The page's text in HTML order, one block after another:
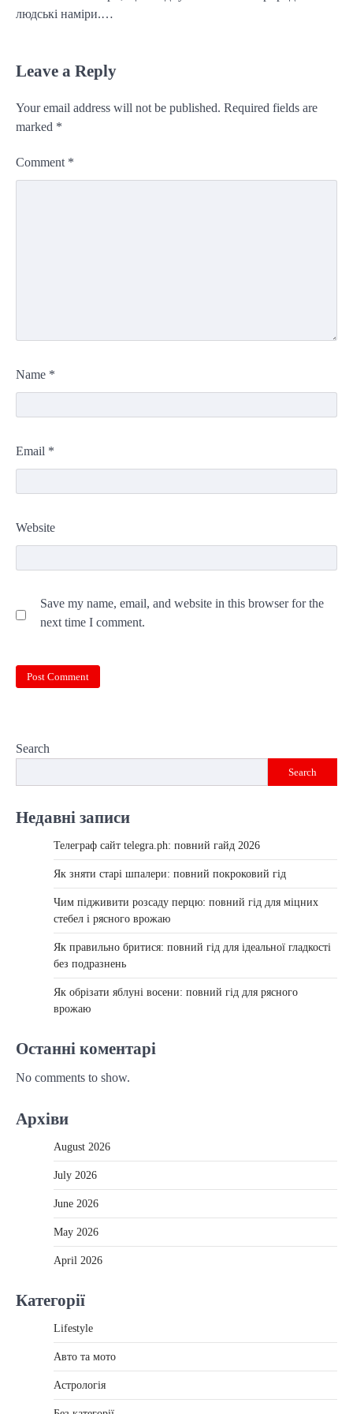
людські наміри.…
Leave a Reply
Your email address will not be published. Required fields are
marked *
Comment *
Name *
Email *
Website
Save my name, email, and website in this browser for the
next time I comment.
Search
Search
Недавні записи
Телеграф сайт telegra.ph: повний гайд 2026
Як зняти старі шпалери: повний покроковий гід
Чим підживити розсаду перцю: повний гід для міцних
стебел і рясного врожаю
Як правильно бритися: повний гід для ідеальної гладкості
без подразнень
Як обрізати яблуні восени: повний гід для рясного
врожаю
Останні коментарі
No comments to show.
Архіви
August 2026
July 2026
June 2026
May 2026
April 2026
Категорії
Lifestyle
Авто та мото
Астрологія